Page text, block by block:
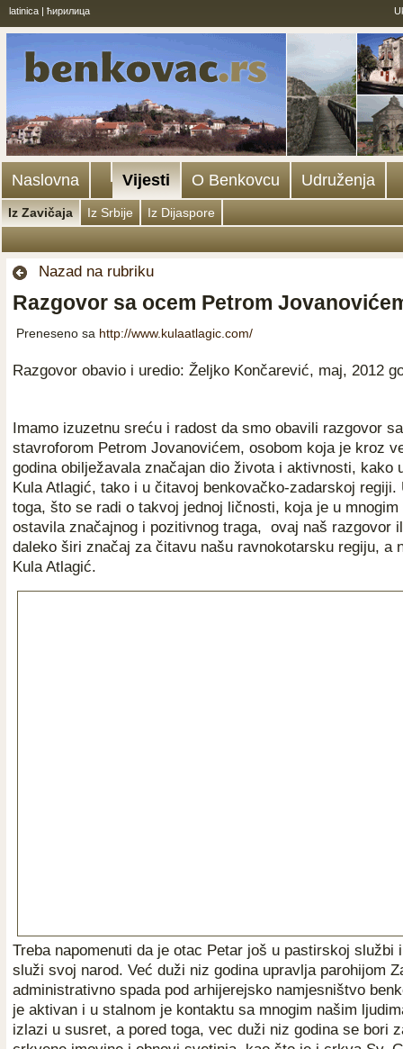
latinica | ћирилица
Naslovna Vijesti O Benkovcu Udruženja
Iz Zavičaja Iz Srbije Iz Dijaspore
Nazad na rubriku
Razgovor sa ocem Petrom
Preneseno sa http://www.kulaatlagic.com/
Razgovor obavio i uredio: Željko Končarević, maj, 2012
Imamo izuzetnu sreću i radost da smo obavili razgovor
stavroforom Petrom Jovanovićem, osobom koja je kroz
godina obilježavala značajan dio života i aktivnosti, kako
Kula Atlagić, tako i u čitavoj benkovačko-zadarskoj regiji.
toga, što se radi o takvoj jednoj ličnosti, koja je u mnogim
ostavila značajnog i pozitivnog traga, ovaj naš razgovor
daleko širi značaj za čitavu našu ravnokotarsku regiju, a
Kula Atlagić.
Treba napomenuti da je otac Petar još u pastirskoj službi
služi svoj narod. Već duži niz godina upravlja parohijom
administrativno spada pod arhijerejsko namjesništvo
je aktivan i u stalnom je kontaktu sa mnogim našim
izlazi u susret, a pored toga, vec duži niz godina se bori